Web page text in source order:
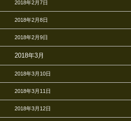
2018年2月7日
2018年2月8日
2018年2月9日
2018年3月
2018年3月10日
2018年3月11日
2018年3月12日